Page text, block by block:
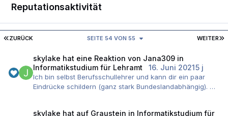
Reputationsaktivität
ERSTE SEITE
ZURÜCK WEITER
SEITE 54 VON 55
skylake hat eine Reaktion von Jana309in
Informatikstudium für Lehramt
16. Juni 20215 j
Ich bin selbst Berufsschullehrer und kann dir ein paar
Eindrücke schildern (ganz stark Bundeslandabhängig).
skylake hat auf Graustein in Informatikstudium für